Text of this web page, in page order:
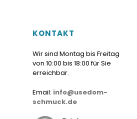
KONTAKT
Wir sind Montag bis Freitag
von 10:00 bis 18:00 für Sie
erreichbar.
Email: info@usedom-
schmuck.de